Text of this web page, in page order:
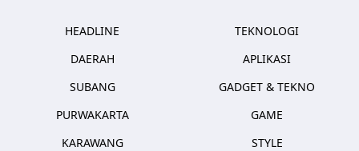
HEADLINE
DAERAH
SUBANG
PURWAKARTA
KARAWANG
TEKNOLOGI
APLIKASI
GADGET & TEKNO
GAME
STYLE